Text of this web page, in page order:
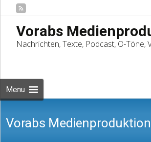
Vorabs
Nachrichten, Texte, Podcast, O-Töne,
Menu
Vorabs